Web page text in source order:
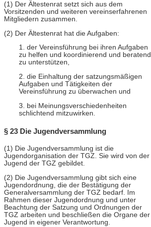
(1) Der Ältestenrat setzt sich aus dem
Vorsitzenden und weiteren vereinserfahrenen
Mitgliedern zusammen.
(2) Der Ältestenrat hat die Aufgaben:
1. der Vereinsführung bei ihren Aufgaben
zu helfen und koordinierend und beratend
zu unterstützen,
2. die Einhaltung der satzungsmäßigen
Aufgaben und Tätigkeiten der
Vereinsführung zu überwachen und
3. bei Meinungsverschiedenheiten
schlichtend mitzuwirken.
§ 23 Die Jugendversammlung
(1) Die Jugendversammlung ist die
Jugendorganisation der TGZ. Sie wird von der
Jugend der TGZ gebildet.
(2) Die Jugendversammlung gibt sich eine
Jugendordnung, die der Bestätigung der
Generalversammlung der TGZ bedarf. Im
Rahmen dieser Jugendordnung und unter
Beachtung der Satzung und Ordnungen der
TGZ arbeiten und beschließen die Organe der
Jugend in eigener Verantwortung.